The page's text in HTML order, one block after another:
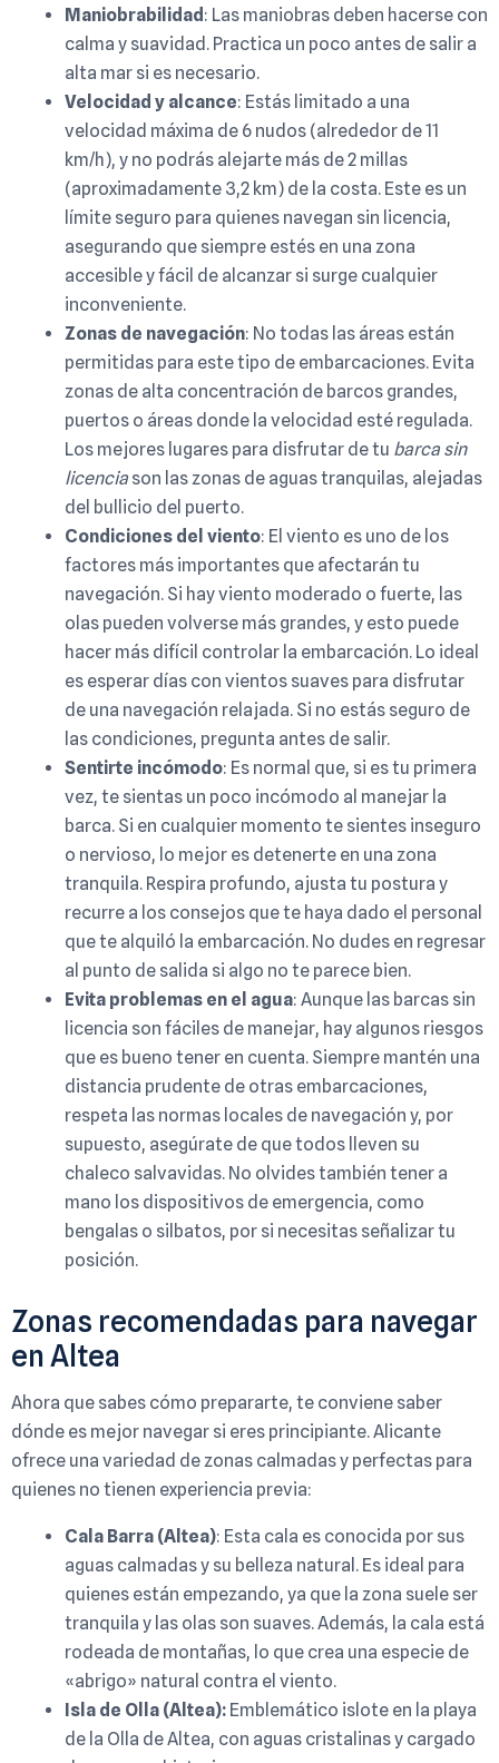
Maniobrabilidad : Las maniobras deben hacerse con
calma y suavidad. Practica un poco antes de salir a
alta mar si es necesario.
Velocidad y alcance: Estás limitado a una
velocidad máxima de 6 nudos (alrededor de 11
km/h), y no podrás alejarte más de 2 millas
(aproximadamente 3,2 km) de la costa. Este es un
límite seguro para quienes navegan sin licencia,
asegurando que siempre estés en una zona
accesible y fácil de alcanzar si surge cualquier
inconveniente.
Zonas de navegación: No todas las áreas están
permitidas para este tipo de embarcaciones. Evita
zonas de alta concentración de barcos grandes,
puertos o áreas donde la velocidad esté regulada.
Los mejores lugares para disfrutar de tu barca sin
licencia son las zonas de aguas tranquilas, alejadas
del bullicio del puerto.
Condiciones del viento: El viento es uno de los
factores más importantes que afectarán tu
navegación. Si hay viento moderado o fuerte, las
olas pueden volverse más grandes, y esto puede
hacer más difícil controlar la embarcación. Lo ideal
es esperar días con vientos suaves para disfrutar
de una navegación relajada. Si no estás seguro de
las condiciones, pregunta antes de salir.
Sentirte incómodo: Es normal que, si es tu primera
vez, te sientas un poco incómodo al manejar la
barca. Si en cualquier momento te sientes inseguro
o nervioso, lo mejor es detenerte en una zona
tranquila. Respira profundo, ajusta tu postura y
recurre a los consejos que te haya dado el personal
que te alquiló la embarcación. No dudes en regresar
al punto de salida si algo no te parece bien.
Evita problemas en el agua: Aunque las barcas sin
licencia son fáciles de manejar, hay algunos riesgos
que es bueno tener en cuenta. Siempre mantén una
distancia prudente de otras embarcaciones,
respeta las normas locales de navegación y, por
supuesto, asegúrate de que todos lleven su
chaleco salvavidas. No olvides también tener a
mano los dispositivos de emergencia, como
bengalas o silbatos, por si necesitas señalizar tu
posición.
Zonas recomendadas para navegar
en Altea
Ahora que sabes cómo prepararte, te conviene saber
dónde es mejor navegar si eres principiante. Alicante
ofrece una variedad de zonas calmadas y perfectas para
quienes no tienen experiencia previa:
Cala Barra (Altea): Esta cala es conocida por sus
aguas calmadas y su belleza natural. Es ideal para
quienes están empezando, ya que la zona suele ser
tranquila y las olas son suaves. Además, la cala está
rodeada de montañas, lo que crea una especie de
«abrigo» natural contra el viento.
Isla de Olla (Altea): Emblemático islote en la playa
de la Olla de Altea, con aguas cristalinas y cargado